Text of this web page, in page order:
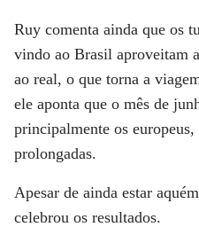
Ruy comenta ainda que os
vindo ao Brasil aproveitam
ao real, o que torna a
ele aponta que o mês de
principalmente os
prolongadas.
Apesar de ainda estar
celebrou os resultados.